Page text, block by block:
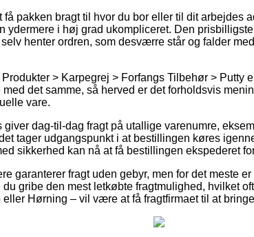
få pakken bragt til hvor du bor eller til dit arbejdes
ydermere i høj grad ukompliceret. Den
henter ordren, som desværre står og falder
> Karpegrej > Forfangs Tilbehør > Putty
med det samme, så herved er det forholdsvis
vare.
dag-til-dag fragt på utallige varenumre,
tager udgangspunkt i at bestillingen køres
sikkerhed kan nå at få bestillingen ekspederet
garanterer fragt uden gebyr, men for det meste
gribe den mest letkøbte fragtmulighed, hvilket
Hørning – vil være at få fragtfirmaet til at